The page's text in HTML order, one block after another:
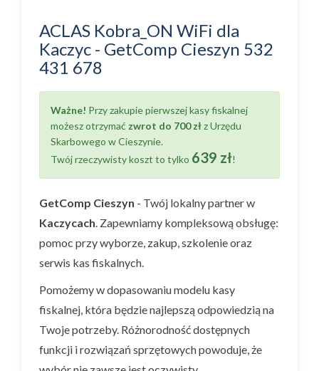
ACLAS Kobra_ON WiFi dla
Kaczyc - GetComp Cieszyn 532
431 678
Ważne! Przy zakupie pierwszej kasy fiskalnej
możesz otrzymać zwrot do 700 złz Urzędu
Skarbowego w Cieszynie.
Twój rzeczywisty koszt to tylko 639 zł!
GetComp Cieszyn - Twój lokalny partner w
Kaczycach. Zapewniamy kompleksową obsługę:
pomoc przy wyborze, zakup, szkolenie oraz
serwis kas fiskalnych.
Pomożemy w dopasowaniu modelu kasy
fiskalnej, która będzie najlepszą odpowiedzią na
Twoje potrzeby. Różnorodność dostępnych
funkcji i rozwiązań sprzętowych powoduje, że